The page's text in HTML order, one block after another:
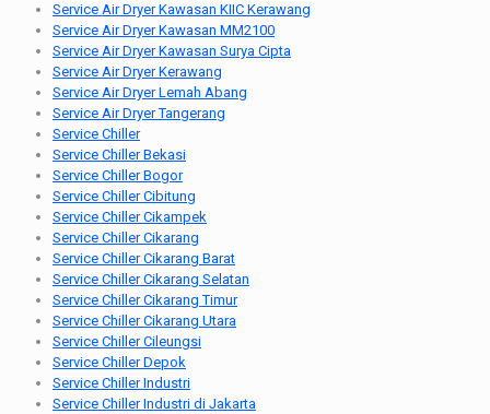
Service Air Dryer Kawasan KIIC Kerawang
Service Air Dryer Kawasan MM2100
Service Air Dryer Kawasan Surya Cipta
Service Air Dryer Kerawang
Service Air Dryer Lemah Abang
Service Air Dryer Tangerang
Service Chiller
Service Chiller Bekasi
Service Chiller Bogor
Service Chiller Cibitung
Service Chiller Cikampek
Service Chiller Cikarang
Service Chiller Cikarang Barat
Service Chiller Cikarang Selatan
Service Chiller Cikarang Timur
Service Chiller Cikarang Utara
Service Chiller Cileungsi
Service Chiller Depok
Service Chiller Industri
Service Chiller Industri di Jakarta